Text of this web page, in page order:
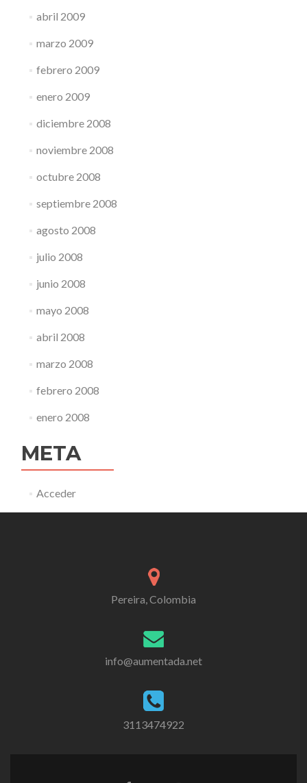
abril 2009
marzo 2009
febrero 2009
enero 2009
diciembre 2008
noviembre 2008
octubre 2008
septiembre 2008
agosto 2008
julio 2008
junio 2008
mayo 2008
abril 2008
marzo 2008
febrero 2008
enero 2008
META
Acceder
Pereira, Colombia
info@aumentada.net
3113474922